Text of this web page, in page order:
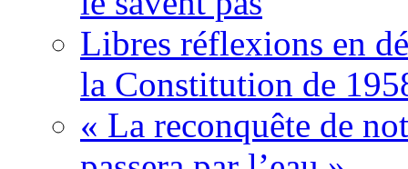
Libres réflexions en
la Constitution de
« La reconquête de